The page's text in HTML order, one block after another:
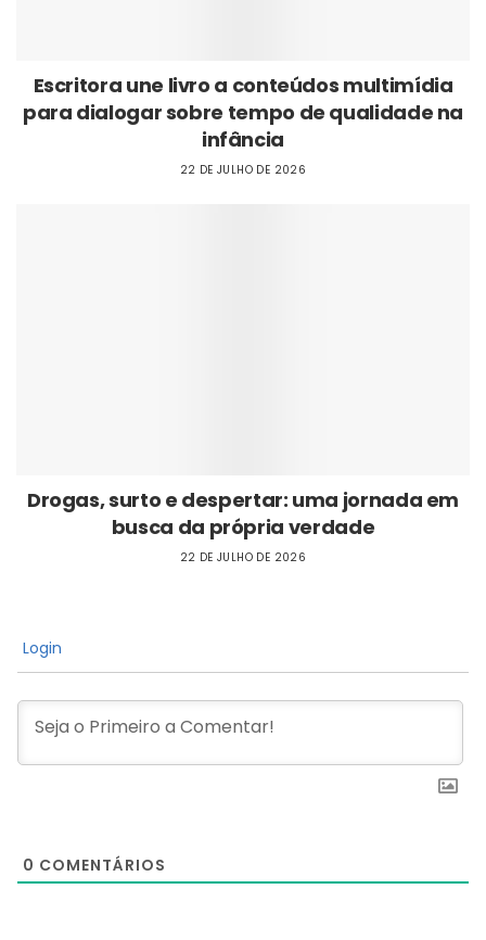
Escritora une livro a conteúdos multimídia
para dialogar sobre tempo de qualidade na
infância
22 DE JULHO DE 2026
Drogas, surto e despertar: uma jornada em
busca da própria verdade
22 DE JULHO DE 2026
Login
0 COMENTÁRIOS